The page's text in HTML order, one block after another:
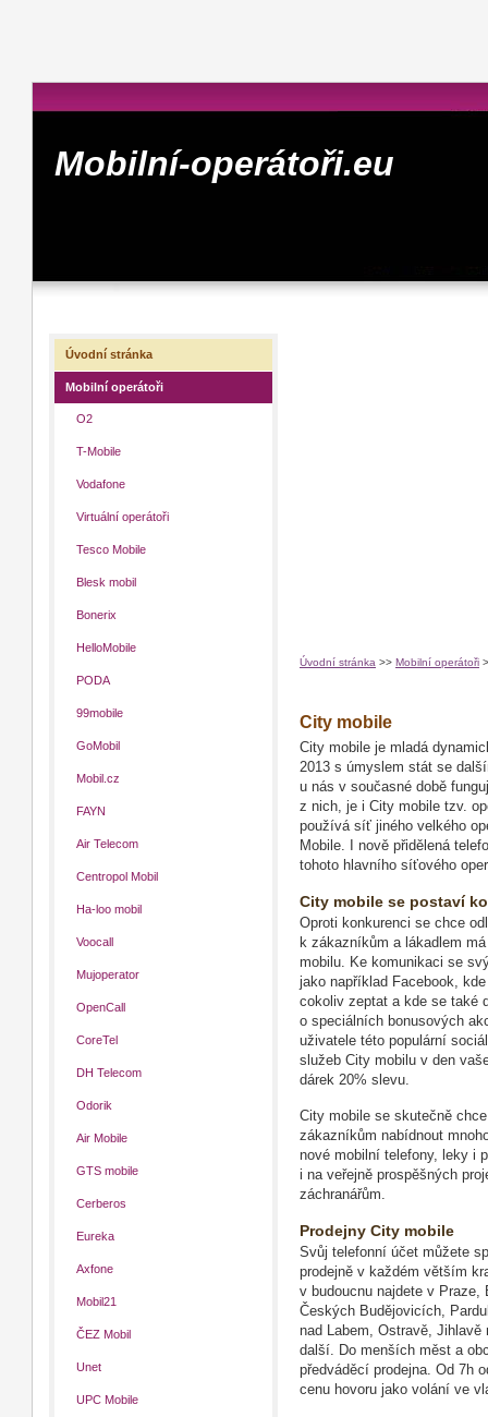
Mobilní-operátoři.eu
Úvodní stránka >> Mobilní operátoři
City mobile
City mobile je mladá
2013 s úmyslem stát se
u nás v současné době
z nich, je i City mobile tzv.
používá síť jiného velkého
Mobile. I nově přidělená
tohoto hlavního síťového
City mobile se postaví
Oproti konkurenci se chce
k zákazníkům a lákadlem
mobilu. Ke komunikaci se
jako například Facebook,
cokoliv zeptat a kde se také
o speciálních bonusových
uživatele této populární
služeb City mobilu v den
dárek 20% slevu.
City mobile se skutečně
zákazníkům nabídnout
nové mobilní telefony, leky i
i na veřejně prospěšných
záchranářům.
Prodejny City mobile
Svůj telefonní účet můžete
prodejně v každém větším
v budoucnu najdete v Praze,
Českých Budějovicích,
nad Labem, Ostravě, Jihlavě
další. Do menších měst a
předváděcí prodejna. Od 7h
cenu hovoru jako volání ve
Úvodní stránka
Mobilní operátoři
O2
T-Mobile
Vodafone
Virtuální operátoři
Tesco Mobile
Blesk mobil
Bonerix
HelloMobile
PODA
99mobile
GoMobil
Mobil.cz
FAYN
Air Telecom
Centropol Mobil
Ha-loo mobil
Voocall
Mujoperator
OpenCall
CoreTel
DH Telecom
Odorik
Air Mobile
GTS mobile
Cerberos
Eureka
Axfone
Mobil21
ČEZ Mobil
Unet
UPC Mobile